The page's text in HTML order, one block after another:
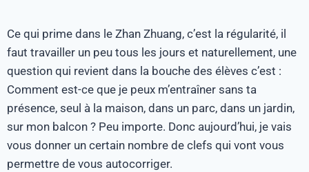
Ce qui prime dans le Zhan Zhuang, c’est la régularité, il
faut travailler un peu tous les jours et naturellement, une
question qui revient dans la bouche des élèves c’est :
Comment est-ce que je peux m’entraîner sans ta
présence, seul à la maison, dans un parc, dans un jardin,
sur mon balcon ? Peu importe. Donc aujourd’hui, je vais
vous donner un certain nombre de clefs qui vont vous
permettre de vous autocorriger.